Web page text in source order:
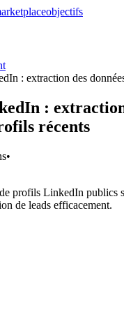
objectifs
: extraction des
:
récents
•
profils LinkedIn publics
de leads efficacement.